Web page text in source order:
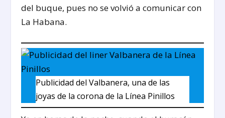
del buque, pues no se volvió a comunicar con
La Habana.
Publicidad del Valbanera, una de las
joyas de la corona de la Línea Pinillos